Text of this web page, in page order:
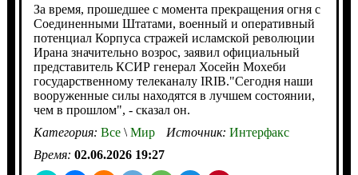
За время, прошедшее с момента прекращения огня с
Соединенными Штатами, военный и оперативный
потенциал Корпуса стражей исламской революции
Ирана значительно возрос, заявил официальный
представитель КСИР генерал Хосейн Мохеби
государственному телеканалу IRIB."Сегодня наши
вооруженные силы находятся в лучшем состоянии,
чем в прошлом", - сказал он.
Категория: Все\Мир Источник: Интерфакс
Время: 02.06.2026 19:27